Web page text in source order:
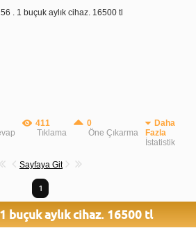
. 1 buçuk aylık cihaz. 16500 tl
411
Tıklama
0
Öne Çıkarma
Daha
Fazla
İstatistik
Sayfaya Git
1
buçuk aylık cihaz. 16500 tl